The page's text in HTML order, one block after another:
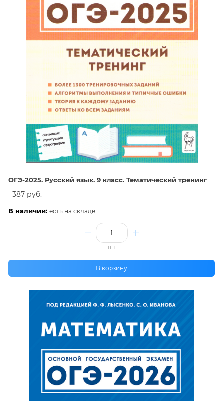
ОГЭ-2025. Русский язык. 9 класс. Тематический тренинг
387 руб.
В наличии: есть на складе
шт
В корзину